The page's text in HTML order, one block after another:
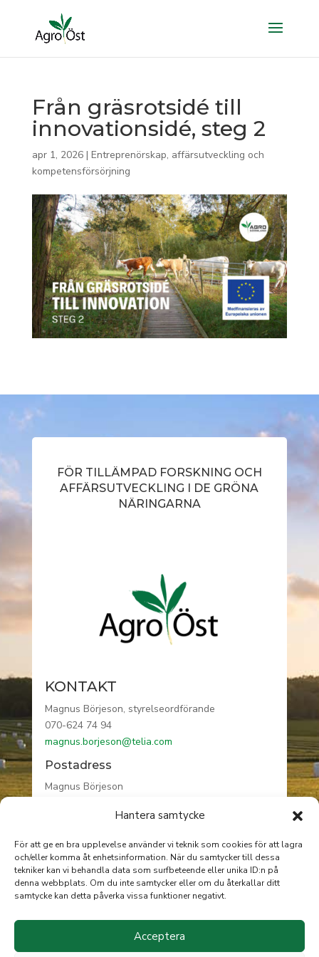
Hantera samtycke
För att ge en bra upplevelse använder vi teknik som cookies för att lagra
och/eller komma åt enhetsinformation. När du samtycker till dessa
tekniker kan vi behandla data som surfbeteende eller unika ID:n på
denna webbplats. Om du inte samtycker eller om du återkallar ditt
samtycke kan detta påverka vissa funktioner negativt.
Acceptera
Från gräsrotsidé till
innovationsidé, steg 2
apr 1, 2026| Entreprenörskap, affärsutveckling och
kompetensförsörjning
FÖR TILLÄMPAD FORSKNING OCH
AFFÄRSUTVECKLING I DE GRÖNA
NÄRINGARNA
KONTAKT
Magnus Börjeson, styrelseordförande
070-624 74 94
magnus.borjeson@telia.com
Postadress
Magnus Börjeson
590 76 VRETA KLOSTER
INFORMATION
Integritetspolicy